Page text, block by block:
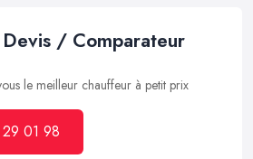
/ Comparateur
le meilleur chauffeur à petit prix
01 98